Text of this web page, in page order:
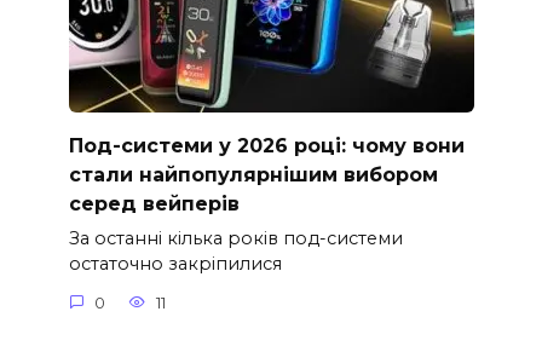
Под-системи у 2026 році: чому вони
стали найпопулярнішим вибором
серед вейперів
За останні кілька років под-системи
остаточно закріпилися
0 11